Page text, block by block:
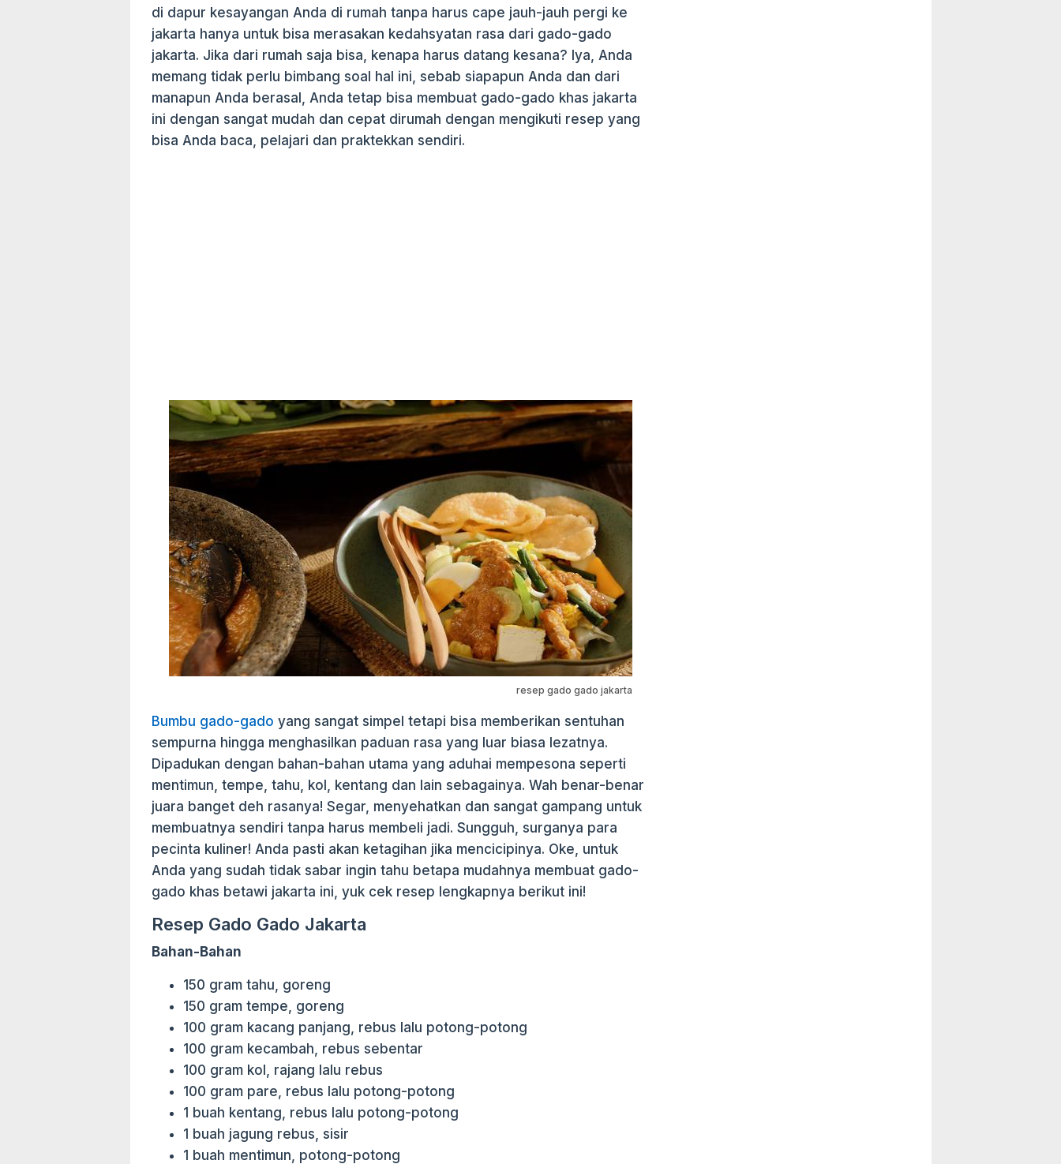
di dapur kesayangan Anda di rumah tanpa harus cape jauh-jauh pergi ke
jakarta hanya untuk bisa merasakan kedahsyatan rasa dari gado-gado
jakarta. Jika dari rumah saja bisa, kenapa harus datang kesana? Iya, Anda
memang tidak perlu bimbang soal hal ini, sebab siapapun Anda dan dari
manapun Anda berasal, Anda tetap bisa membuat gado-gado khas jakarta
ini dengan sangat mudah dan cepat dirumah dengan mengikuti resep yang
bisa Anda baca, pelajari dan praktekkan sendiri.
resep gado gado jakarta
Bumbu gado-gado yang sangat simpel tetapi bisa memberikan sentuhan
sempurna hingga menghasilkan paduan rasa yang luar biasa lezatnya.
Dipadukan dengan bahan-bahan utama yang aduhai mempesona seperti
mentimun, tempe, tahu, kol, kentang dan lain sebagainya. Wah benar-benar
juara banget deh rasanya! Segar, menyehatkan dan sangat gampang untuk
membuatnya sendiri tanpa harus membeli jadi. Sungguh, surganya para
pecinta kuliner! Anda pasti akan ketagihan jika mencicipinya. Oke, untuk
Anda yang sudah tidak sabar ingin tahu betapa mudahnya membuat gado-
gado khas betawi jakarta ini, yuk cek resep lengkapnya berikut ini!
Resep Gado Gado Jakarta
Bahan-Bahan
150 gram tahu, goreng
150 gram tempe, goreng
100 gram kacang panjang, rebus lalu potong-potong
100 gram kecambah, rebus sebentar
100 gram kol, rajang lalu rebus
100 gram pare, rebus lalu potong-potong
1 buah kentang, rebus lalu potong-potong
1 buah jagung rebus, sisir
1 buah mentimun, potong-potong